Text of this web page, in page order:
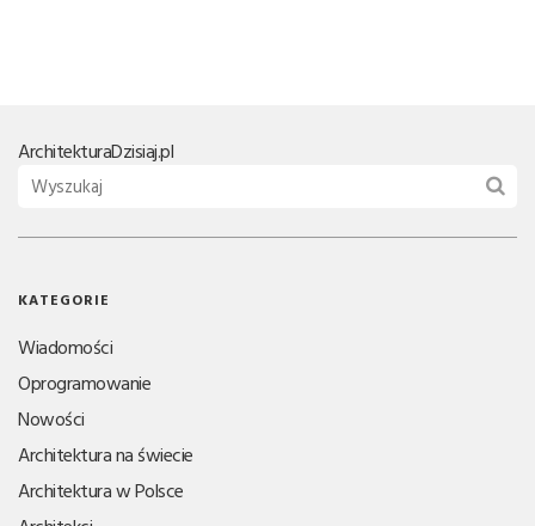
ArchitekturaDzisiaj.pl
KATEGORIE
Wiadomości
Oprogramowanie
Nowości
Architektura na świecie
Architektura w Polsce